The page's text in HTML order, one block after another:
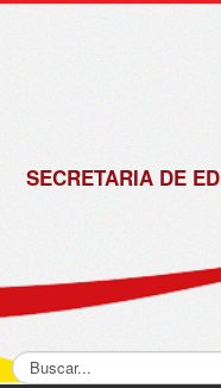
SECRETARIA DE
de